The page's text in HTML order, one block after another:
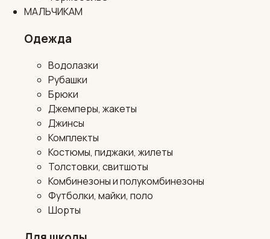
МАЛЬЧИКАМ
Одежда
Водолазки
Рубашки
Брюки
Джемперы, жакеты
Джинсы
Комплекты
Костюмы, пиджаки, жилеты
Толстовки, свитшоты
Комбинезоны и полукомбинезоны
Футболки, майки, поло
Шорты